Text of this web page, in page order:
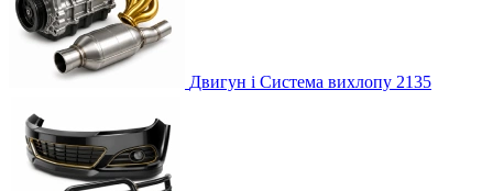
Двигун і Система вихлопу 2135